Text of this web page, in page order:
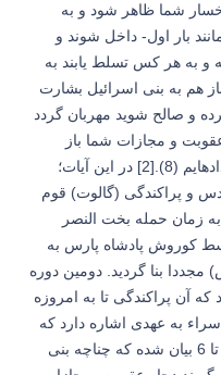
شما ظاهر شود و به
بار اول- داخل شوند و
و به هر كس تسلط يابند به
رسول ما! باز هم به بنى اسرائيل بشارت
و صالح شويد مهربان گردد
و مجازات شما باز
مى‏گرديم و جهنم را زندان كافران قرار داده‏ايم (8).[2] در اين آيات؛
و پراكندگی (گالوت) قوم
زمان حمله بخت النصر
كوروش پادشاه پارس به
بنا گرديد. دومین دوره
كه آن پراكندگی تا به امروزه
به عهدی اشاره دارد كه
در تورات؛ سفر تثنيه؛ باب 30؛ پاسوق 1 تا 6 بيان شده كه چناچه بنی